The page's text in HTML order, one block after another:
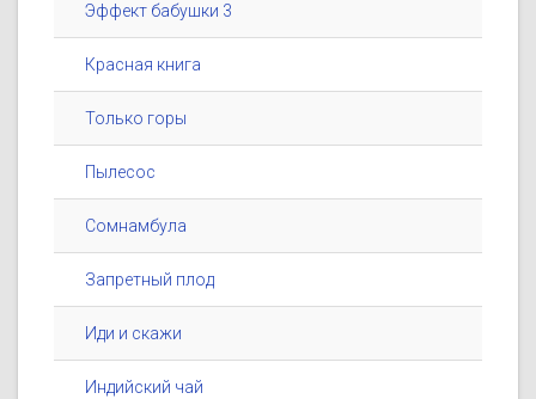
Эффект бабушки 3
Красная книга
Только горы
Пылесос
Сомнамбула
Запретный плод
Иди и скажи
Индийский чай